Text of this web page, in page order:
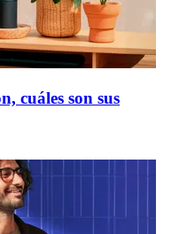
cuáles son sus